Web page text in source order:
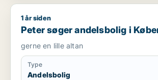
Peter søger andelsbolig i København K
1 år siden
Peter søger andelsbolig i
gerne en lille altan
Type
Andelsbolig